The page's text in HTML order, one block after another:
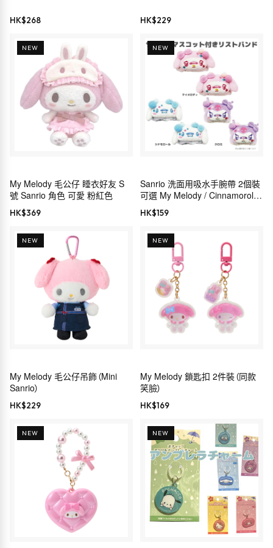
HK$268 HK$229
NEW
My Melody 毛公仔 睡衣好友 S
號 Sanrio 角色 可愛 粉紅色
HK$369
NEW
Sanrio 洗面用吸水手腕帶 2個裝
可選 My Melody / Cinnamoroll /
Kuromi
HK$159
NEW
My Melody 毛公仔吊飾（Mini
Sanrio）
HK$229
NEW
My Melody 鎖匙扣 2件裝（同款
笑臉）
HK$169
NEW NEW